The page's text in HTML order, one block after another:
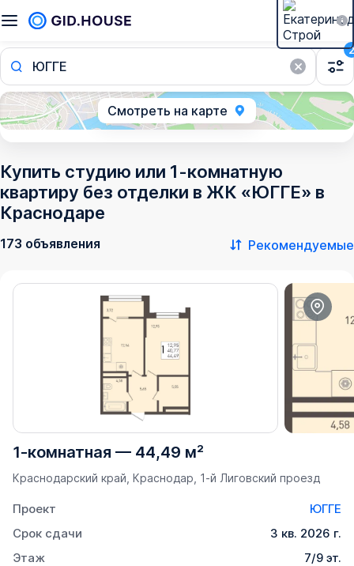
ЮГГЕ
2
Смотреть на карте
Купить студию или 1-комнатную
квартиру без отделки в ЖК «ЮГГЕ» в
Краснодаре
173 объявления Рекомендуемые
1-комнатная — 44,49 м²
Краснодарский край, Краснодар, 1-й Лиговский проезд
Проект
ЮГГЕ
Срок сдачи
3 кв. 2026 г.
Этаж
7/9 эт.